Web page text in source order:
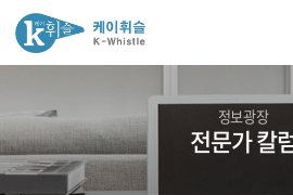
정보광장
전문가 칼